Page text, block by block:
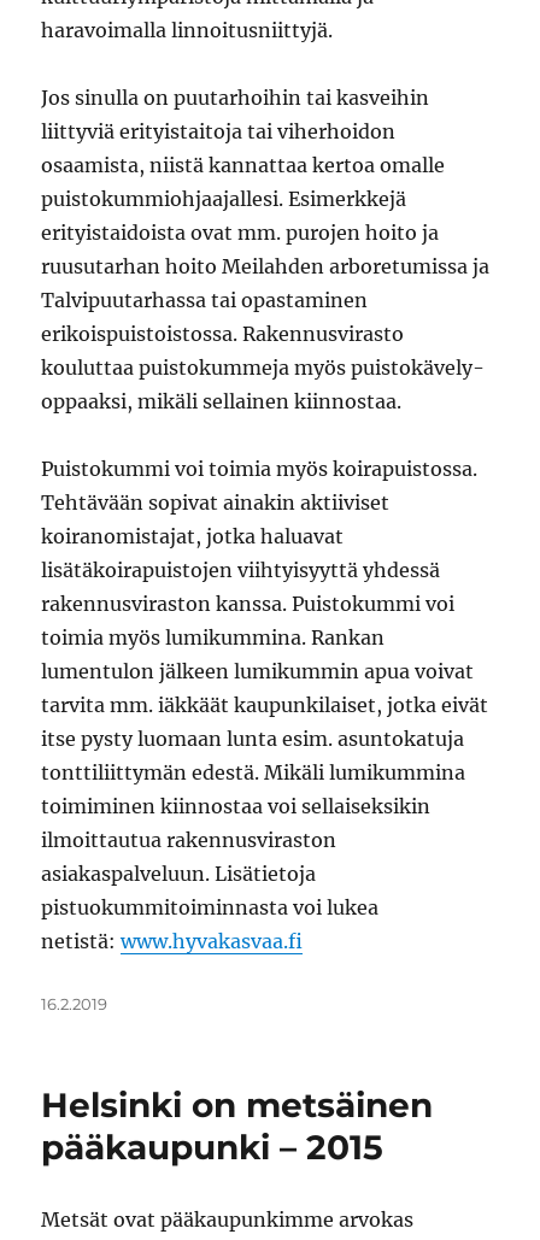
haravoimalla linnoitusniittyjä.
Jos sinulla on puutarhoihin tai kasveihin
liittyviä erityistaitoja tai viherhoidon
osaamista, niistä kannattaa kertoa omalle
puistokummiohjaajallesi. Esimerkkejä
erityistaidoista ovat mm. purojen hoito ja
ruusutarhan hoito Meilahden arboretumissa ja
Talvipuutarhassa tai opastaminen
erikoispuistoistossa. Rakennusvirasto
kouluttaa puistokummeja myös puistokävely-
oppaaksi, mikäli sellainen kiinnostaa.
Puistokummi voi toimia myös koirapuistossa.
Tehtävään sopivat ainakin aktiiviset
koiranomistajat, jotka haluavat
lisätäkoirapuistojen viihtyisyyttä yhdessä
rakennusviraston kanssa. Puistokummi voi
toimia myös lumikummina. Rankan
lumentulon jälkeen lumikummin apua voivat
tarvita mm. iäkkäät kaupunkilaiset, jotka eivät
itse pysty luomaan lunta esim. asuntokatuja
tonttiliittymän edestä. Mikäli lumikummina
toimiminen kiinnostaa voi sellaiseksikin
ilmoittautua rakennusviraston
asiakaspalveluun. Lisätietoja
pistuokummitoiminnasta voi lukea
netistä:www.hyvakasvaa.fi
Julkaistu
16.2.2019
Helsinki on metsäinen
pääkaupunki – 2015
Metsät ovat pääkaupunkimme arvokas